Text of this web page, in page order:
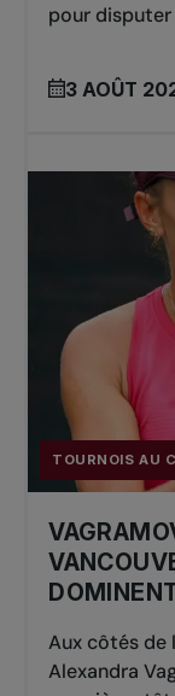
pour disputer
3 AOÛT
TOURNOIS AU
Aux côtés de
Alexandra